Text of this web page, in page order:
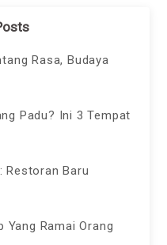
Rasa, Budaya
Padu? Ini 3 Tempat
Restoran Baru
Yang Ramai Orang